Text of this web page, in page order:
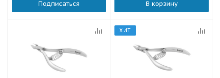
Подписаться В корзину
ХИТ